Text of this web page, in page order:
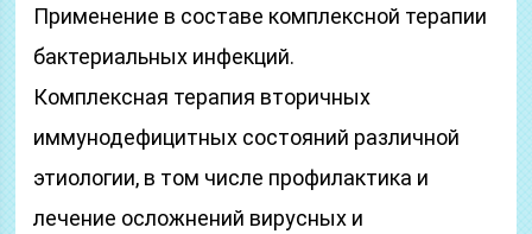
Применение в составе комплексной терапии
бактериальных инфекций.
Комплексная терапия вторичных
иммунодефицитных состояний различной
этиологии, в том числе профилактика и
лечение осложнений вирусных и